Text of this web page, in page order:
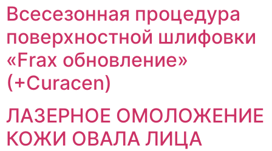
Всесезонная процедура
поверхностной шлифовки
«Frax обновление»
(+Сuracen)
ЛАЗЕРНОЕ ОМОЛОЖЕНИЕ
КОЖИ ОВАЛА ЛИЦА